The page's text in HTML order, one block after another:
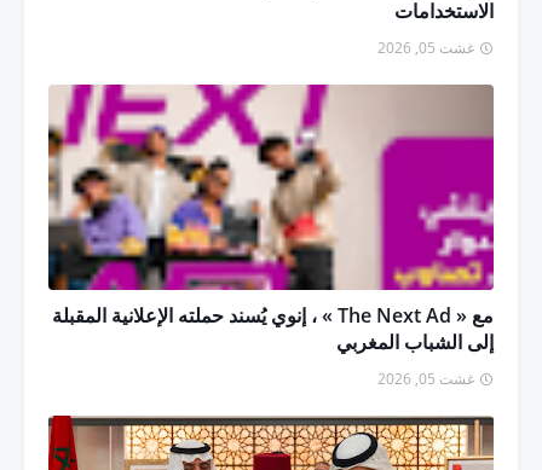
الاستخدامات
غشت 05, 2026
مع « The Next Ad » ، إنوي يُسند حملته الإعلانية المقبلة
إلى الشباب المغربي
غشت 05, 2026